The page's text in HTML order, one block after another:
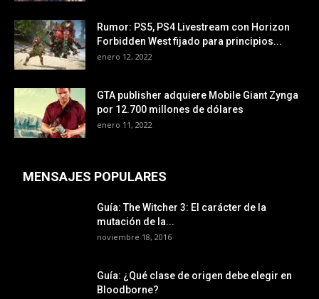
Rumor: PS5, PS4 Livestream con Horizon
Forbidden West fijado para principios...
enero 12, 2022
GTA publisher adquiere Mobile Giant Zynga
por 12.700 millones de dólares
enero 11, 2022
MENSAJES POPULARES
Guía: The Witcher 3: El carácter de la
mutación de la...
noviembre 18, 2016
Guía: ¿Qué clase de origen debe elegir en
Bloodborne?